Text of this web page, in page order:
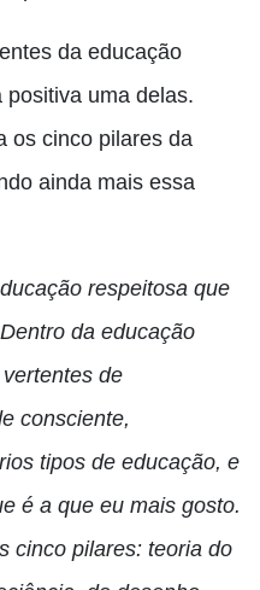
da educação
uma delas.
os cinco pilares da
ainda mais essa
respeitosa que
da educação
de
consciente,
tipos de educação, e
é a que eu mais gosto.
cinco pilares: teoria do